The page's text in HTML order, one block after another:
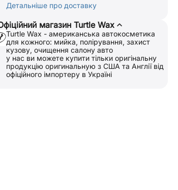
Детальніше про доставку
магазин Turtle Wax
Turtle Wax - американська автокосметика
для кожного: мийка, полірування, захист
кузову, очищення салону авто
у нас ви можете купити тільки оригінальну
продукцію оригинальную з США та Англії від
офіційного імпортеру в Україні